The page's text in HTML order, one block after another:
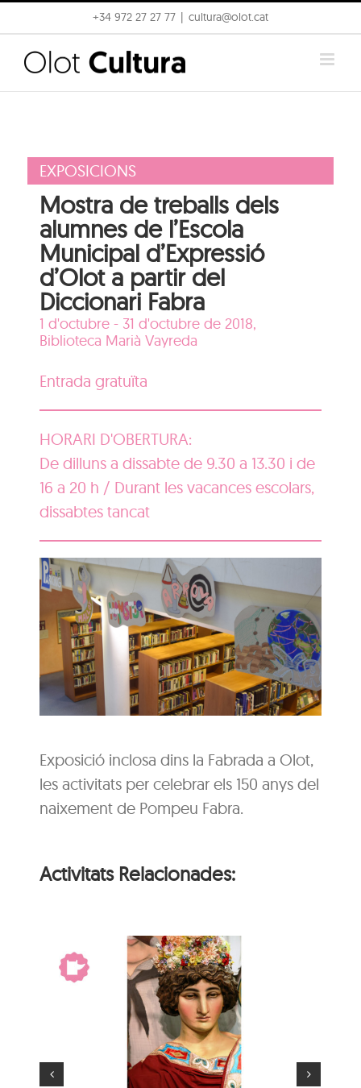
to
content
+34 972 27 27 77 cultura@olot.cat
EXPOSICIONS
Mostra de treballs dels
alumnes de l’Escola
Municipal d’Expressió
d’Olot a partir del
Diccionari Fabra
1 d'octubre - 31 d'octubre de 2018,
Biblioteca Marià Vayreda
Entrada gratuïta
HORARI D'OBERTURA:
De dilluns a dissabte de 9.30 a 13.30 i de
16 a 20 h / Durant les vacances escolars,
dissabtes tancat
Exposició inclosa dins la Fabrada a Olot,
les activitats per celebrar els 150 anys del
naixement de Pompeu Fabra.
Activitats Relacionades:
El gegant més gran